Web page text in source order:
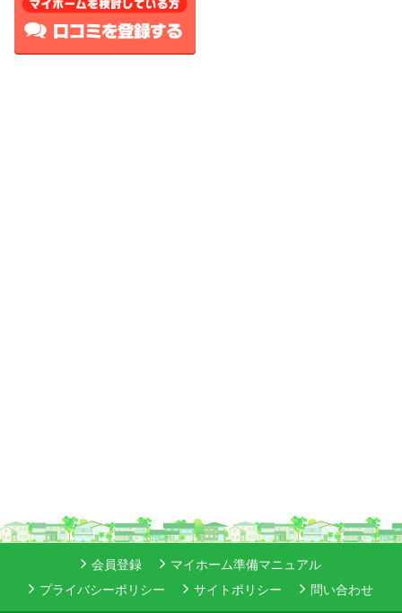
会員登録
マイホーム準備マニュアル
プライバシーポリシー
サイトポリシー 問い合わせ